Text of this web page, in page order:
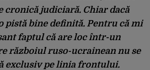
cronică judiciară. Chiar dacă
pistă bine definită. Pentru că mi
faptul că are loc într-un
războiul ruso-ucrainean nu se
exclusiv pe linia frontului.